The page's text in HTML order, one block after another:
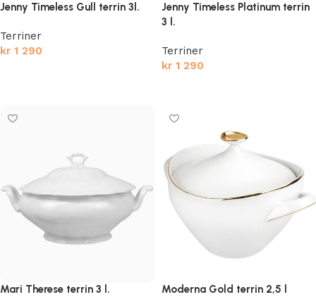
Jenny Timeless Gull terrin 3l.
Terriner
kr 1 290
Jenny Timeless Platinum terrin
3 l.
Terriner
kr 1 290
Mari Therese terrin 3 l. Moderna Gold terrin 2,5 l